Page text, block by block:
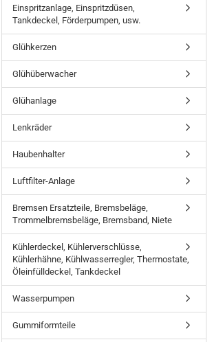
Einspritzanlage, Einspritzdüsen,
Tankdeckel, Förderpumpen, usw.
Glühkerzen
Glühüberwacher
Glühanlage
Lenkräder
Haubenhalter
Luftfilter-Anlage
Bremsen Ersatzteile, Bremsbeläge,
Trommelbremsbeläge, Bremsband, Niete
Kühlerdeckel, Kühlerverschlüsse,
Kühlerhähne, Kühlwasserregler, Thermostate,
Öleinfülldeckel, Tankdeckel
Wasserpumpen
Gummiformteile